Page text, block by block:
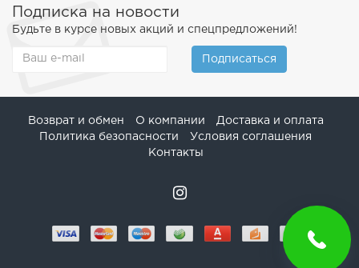
Подписка на новости
Будьте в курсе новых акций и спецпредложений!
Подписаться
Возврат и обмен О компании
Доставка и оплата
Политика безопасности
Условия соглашения
Контакты